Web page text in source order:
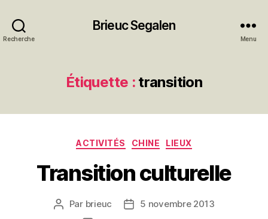
Recherche
Brieuc Segalen
Menu
Étiquette : transition
Catégories
ACTIVITÉS CHINE LIEUX
Transition culturelle
Auteur
Par brieuc
Date5 novembre 2013